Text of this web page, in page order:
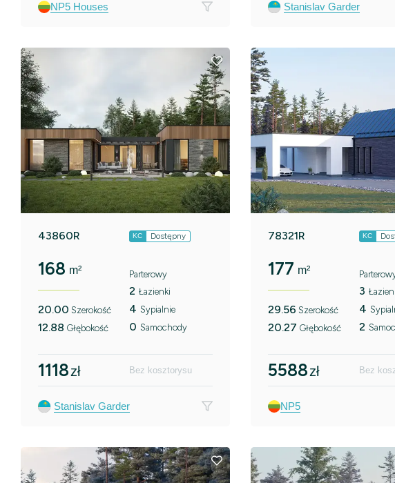
NP5 Houses Stanislav Garder
43860R KC Dostępny
168 m²
20.00 Szerokość
12.88 Głębokość
Parterowy
2 Łazienki
4 Sypialnie
0 Samochody
1118zł Bez kosztorysu
Stanislav Garder
78321R KC
177 m²
29.56 Szerokość
20.27 Głębokość
3
4
2
5588zł Bez
NP5